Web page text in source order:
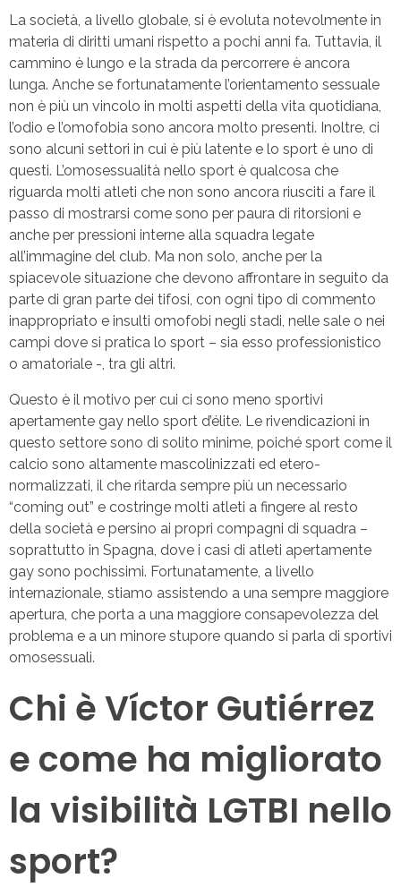
La società, a livello globale, si è evoluta notevolmente in
materia di diritti umani rispetto a pochi anni fa. Tuttavia, il
cammino è lungo e la strada da percorrere è ancora
lunga. Anche se fortunatamente l’orientamento sessuale
non è più un vincolo in molti aspetti della vita quotidiana,
l’odio e l’omofobia sono ancora molto presenti. Inoltre, ci
sono alcuni settori in cui è più latente e lo sport è uno di
questi. L’omosessualità nello sport è qualcosa che
riguarda molti atleti che non sono ancora riusciti a fare il
passo di mostrarsi come sono per paura di ritorsioni e
anche per pressioni interne alla squadra legate
all’immagine del club. Ma non solo, anche per la
spiacevole situazione che devono affrontare in seguito da
parte di gran parte dei tifosi, con ogni tipo di commento
inappropriato e insulti omofobi negli stadi, nelle sale o nei
campi dove si pratica lo sport – sia esso professionistico
o amatoriale -, tra gli altri.
Questo è il motivo per cui ci sono meno sportivi
apertamente gay nello sport d’élite. Le rivendicazioni in
questo settore sono di solito minime, poiché sport come il
calcio sono altamente mascolinizzati ed etero-
normalizzati, il che ritarda sempre più un necessario
“coming out” e costringe molti atleti a fingere al resto
della società e persino ai propri compagni di squadra –
soprattutto in Spagna, dove i casi di atleti apertamente
gay sono pochissimi. Fortunatamente, a livello
internazionale, stiamo assistendo a una sempre maggiore
apertura, che porta a una maggiore consapevolezza del
problema e a un minore stupore quando si parla di sportivi
omosessuali.
Chi è Víctor Gutiérrez
e come ha migliorato
la visibilità LGTBI nello
sport?